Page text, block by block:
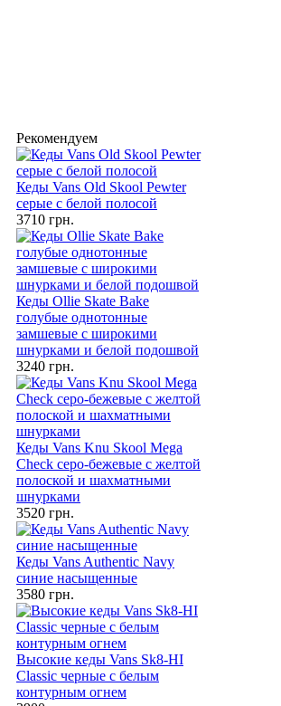
Рекомендуем
Кеды Vans Old Skool Pewter
серые с белой полосой
3710 грн.
Кеды Ollie Skate Bake
голубые однотонные
замшевые с широкими
шнурками и белой подошвой
3240 грн.
Кеды Vans Knu Skool Mega
Check серо-бежевые с желтой
полоской и шахматными
шнурками
3520 грн.
Кеды Vans Authentic Navy
синие насыщенные
3580 грн.
Высокие кеды Vans Sk8-HI
Classic черные с белым
контурным огнем